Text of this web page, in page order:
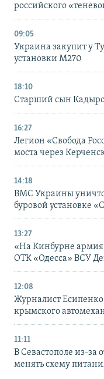
российского
09:05
Украина закупит у
установки M270
18:10
Старший сын
16:27
Легион «Свобода
моста через
14:18
ВМС Украины
буровой установке
13:27
«На Кинбурне армия
ОТК «Одесса» ВСУ
12:08
Журналист Есипенко
крымского
11:11
В Севастополе из-за
менять схему